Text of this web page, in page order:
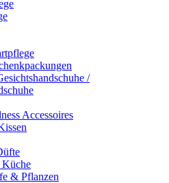
/
Accessoires
& Pflanzen